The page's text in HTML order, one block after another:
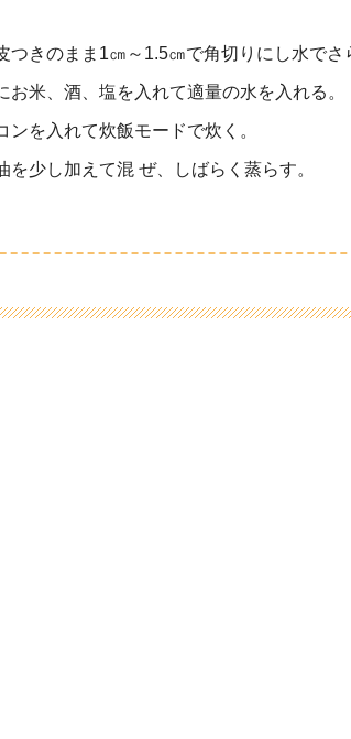
つきのまま1㎝～1.5㎝で角切りにし水でさ
米、酒、塩を入れて適量の水を入れる。
を入れて炊飯モードで炊く。
少し加えて混 ぜ、しばらく蒸らす。